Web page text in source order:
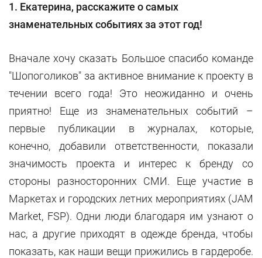
1. Екатерина, расскажите о самых
знаменательных событиях за этот год!
Вначале хочу сказать Большое спасибо команде
"Шопоголиков" за активное внимание к проекту в
течении всего года! Это неожиданно и очень
приятно! Еще из знаменательных событий –
первые публикации в журналах, которые,
конечно, добавили ответственности, показали
значимость проекта и интерес к бренду со
стороны разносторонних СМИ. Еще участие в
Маркетах и городских летних мероприятиях (JAM
Market, FSP). Одни люди благодаря им узнают о
нас, а другие приходят в одежде бренда, чтобы
показать, как наши вещи прижились в гардеробе.